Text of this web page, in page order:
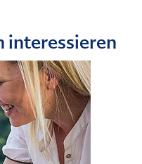
interessieren